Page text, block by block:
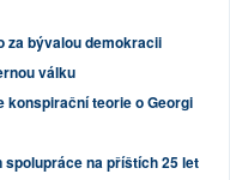
za bývalou demokracii
válku
konspirační teorie o Georgi
na příštích 25 let